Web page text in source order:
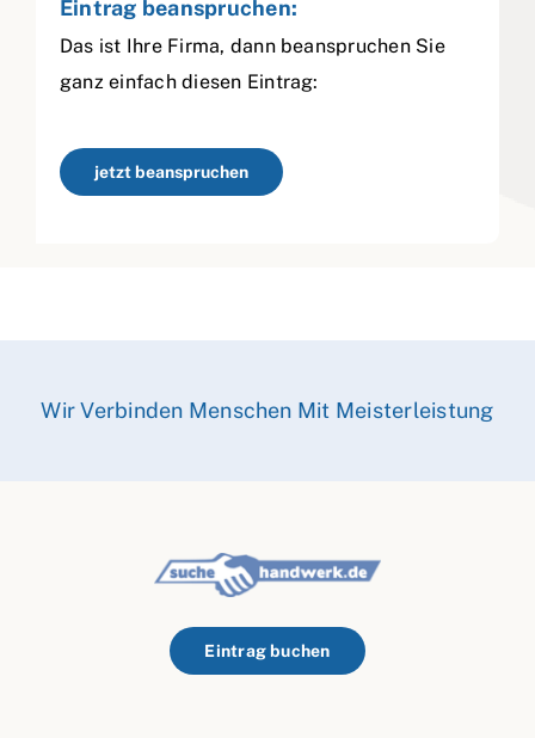
Eintrag beanspruchen:
Das ist Ihre Firma, dann beanspruchen Sie
ganz einfach diesen Eintrag:
jetzt beanspruchen
Wir Verbinden Menschen Mit Meisterleistung
Eintrag buchen